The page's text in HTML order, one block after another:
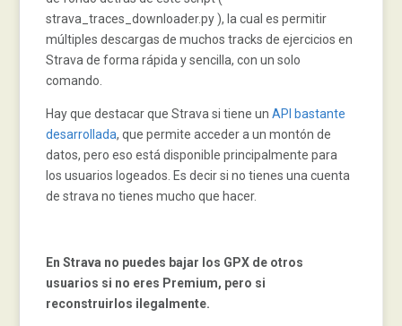
strava_traces_downloader.py ), la cual es permitir
múltiples descargas de muchos tracks de ejercicios en
Strava de forma rápida y sencilla, con un solo
comando.
Hay que destacar que Strava si tiene un API bastante
desarrollada, que permite acceder a un montón de
datos, pero eso está disponible principalmente para
los usuarios logeados. Es decir si no tienes una cuenta
de strava no tienes mucho que hacer.
En Strava no puedes bajar los GPX de otros
usuarios si no eres Premium, pero si
reconstruirlos ilegalmente.